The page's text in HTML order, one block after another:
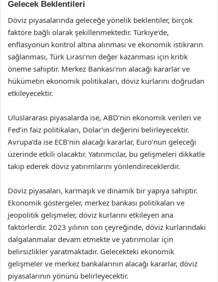
Gelecek Beklentileri
Döviz piyasalarında geleceğe yönelik beklentiler, birçok
faktöre bağlı olarak şekillenmektedir. Türkiye’de,
enflasyonun kontrol altına alınması ve ekonomik istikrarın
sağlanması, Türk Lirası’nın değer kazanması için kritik
öneme sahiptir. Merkez Bankası’nın alacağı kararlar ve
hükümetin ekonomik politikaları, döviz kurlarını doğrudan
etkileyecektir.
Uluslararası piyasalarda ise, ABD’nin ekonomik verileri ve
Fed’in faiz politikaları, Dolar’ın değerini belirleyecektir.
Avrupa’da ise ECB’nin alacağı kararlar, Euro’nun geleceği
üzerinde etkili olacaktır. Yatırımcılar, bu gelişmeleri dikkatle
takip ederek döviz yatırımlarını yönlendireceklerdir.
Döviz piyasaları, karmaşık ve dinamik bir yapıya sahiptir.
Ekonomik göstergeler, merkez bankası politikaları ve
jeopolitik gelişmeler, döviz kurlarını etkileyen ana
faktörlerdir. 2023 yılının son çeyreğinde, döviz kurlarındaki
dalgalanmalar devam etmekte ve yatırımcılar için
belirsizlikler yaratmaktadır. Gelecekteki ekonomik
gelişmeler ve merkez bankalarının alacağı kararlar, döviz
piyasalarının yönünü belirleyecektir.